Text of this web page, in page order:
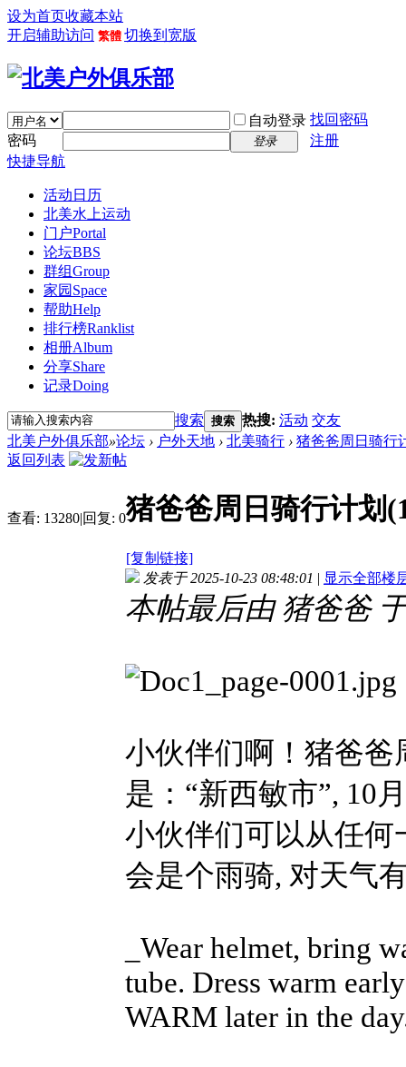
设为首页收藏本站
开启辅助访问 繁體 切换到宽版
自动登录 找回密码
密码
登录
注册
快捷导航
活动日历
北美水上运动
门户Portal
论坛BBS
群组Group
家园 Space
帮助Help
排行榜Ranklist
相册Album
分享Share
记录Doing
搜索 搜索 热搜: 活动 交友
北美户外俱乐部»论坛 › 户外天地 › 北美骑行 › 猪爸爸周日骑行
返回列表
查看: 13280|回复: 0猪爸爸周日骑行计划
[复制链接]
发表于 2025-10-23 08:48:01 | 显示全部楼
本帖最后由 猪爸爸
小伙伴们啊！猪爸
是：“新西敏市”, 10
小伙伴们可以从任何
会是个雨骑, 对天气
_Wear helmet, bring
tube. Dress warm
WARM later in the